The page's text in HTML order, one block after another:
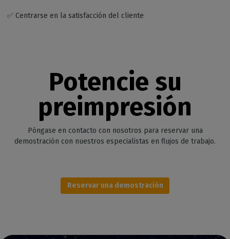
✅ Centrarse en la satisfacción del cliente
Potencie su
preimpresión
Póngase en contacto con nosotros para reservar una
demostración con nuestros especialistas en flujos de trabajo.
Reservar una demostración